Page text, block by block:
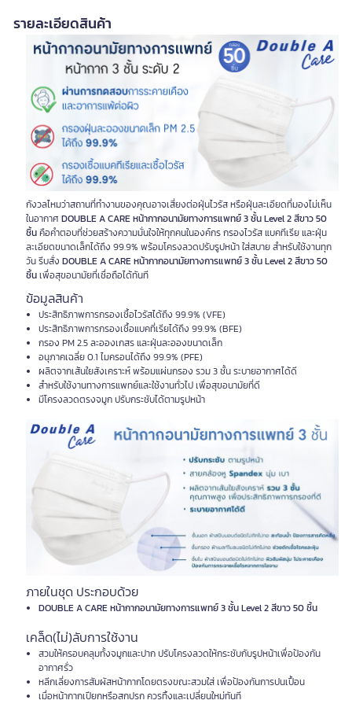
รายละเอียดสินค้า
กังวลไหมว่าสถานที่ทำงานของคุณอาจเสี่ยงต่อฝุ่นไวรัส หรือฝุ่นละเอียดที่มองไม่เห็น
ในอากาศ DOUBLE A CARE หน้ากากอนามัยทางการแพทย์ 3 ชั้น Level 2 สีขาว 50
ชิ้นคือคำตอบที่ช่วยสร้างความมั่นใจให้ทุกคนในองค์กร กรองไวรัส แบคทีเรีย และฝุ่น
ละเอียดขนาดเล็กได้ถึง 99.9% พร้อมโครงลวดปรับรูปหน้า ใส่สบาย สำหรับใช้งานทุก
วัน รีบสั่ง DOUBLE A CARE หน้ากากอนามัยทางการแพทย์ 3 ชั้น Level 2 สีขาว 50
ชิ้นเพื่อสุขอนามัยที่เชื่อถือได้ทันที
ข้อมูลสินค้า
ประสิทธิภาพการกรองเชื้อไวรัสได้ถึง 99.9% (VFE)
ประสิทธิภาพการกรองเชื้อแบคที่เรียได้ถึง 99.9% (BFE)
กรอง PM 2.5 ละอองเกสร และฝุ่นละอองขนาดเล็ก
อนุภาคเฉลี่ย 0.1 ไมครอนได้ถึง 99.9% (PFE)
ผลิตจากเส้นใยสังเคราะห์ พร้อมแผ่นกรอง รวม 3 ชั้น ระบายอากาศได้ดี
สำหรับใช้งานทางการแพทย์และใช้งานทั่วไป เพื่อสุขอนามัยที่ดี
มีโครงลวดตรงจมูก ปรับกระชับได้ตามรูปหน้า
ภายในชุด ประกอบด้วย
DOUBLE A CARE หน้ากากอนามัยทางการแพทย์ 3 ชั้น Level 2 สีขาว 50 ชิ้น
เคล็ด(ไม่)ลับการใช้งาน
สวมให้ครอบคลุมทั้งจมูกและปาก ปรับโครงลวดให้กระชับกับรูปหน้าเพื่อป้องกัน
อากาศรั่ว
หลีกเลี่ยงการสัมผัสหน้ากากโดยตรงขณะสวมใส่ เพื่อป้องกันการปนเปื้อน
เมื่อหน้ากากเปียกหรือสกปรก ควรทิ้งและเปลี่ยนใหม่ทันที